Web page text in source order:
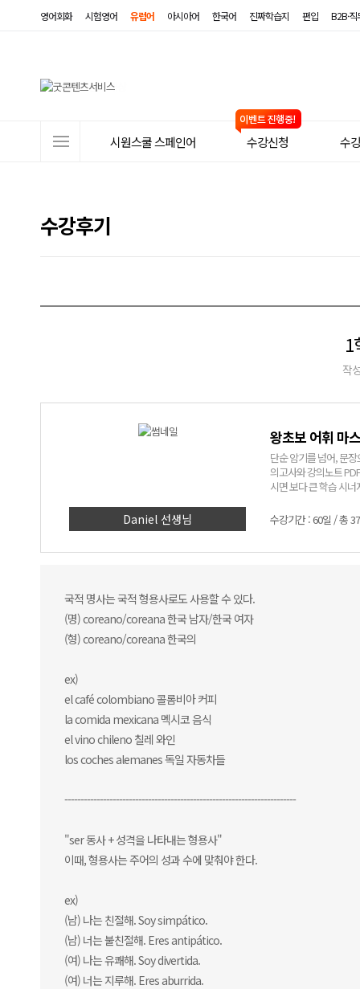
영어회화 시험영어 유럽어 아시아어 한국어 진짜학습지 편입 B2B·
뉴
시원스쿨 스페인어 수강신청 수
수강후기
1
작
Daniel 선생님
왕초보 어휘 마
단순 암기를 넘어, 문
의고사와 강의노트
시면 보다 큰 학습 시
수강기간 : 60일 / 총
국​적 명사는 국적 형용사로도 사용할 수 있다.
(명) ​coreano/coreana 한국 남자/한국 여자
(형) coreano/coreana 한국의
ex)
el café colombiano 콜롬비아 커피
la comida mexicana 멕시코 음식
el vino chileno 칠레 와인
los coches alemanes 독일 자동차들
------------------------------------------------------------------------
"ser 동사 + 성격을 나타내는 형용사"
이때, 형용사는 주어의 성과 수에 맞춰야 한다.
ex)
(남) 나는 친절해. Soy simpático.
(남) 너는 불친절해. Eres antipático.
(여) 나는 유쾌해. Soy divertida.
(여) 너는 지루해. Eres aburrida.